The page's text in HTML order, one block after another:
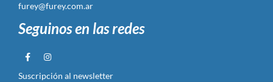
furey@furey.com.ar
Seguinos en las redes
Suscripción al newsletter